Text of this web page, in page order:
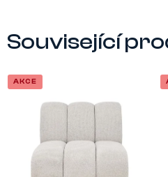
Související
AKCE